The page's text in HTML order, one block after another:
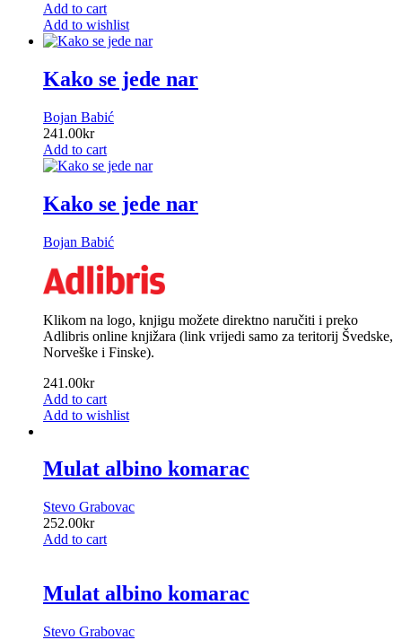
Add to cart
Add to wishlist
Kako se jede nar
Bojan Babić
241.00kr
Add to cart
Kako se jede nar
Bojan Babić
Klikom na logo, knjigu možete direktno naručiti i preko
Adlibris online knjižara (link vrijedi samo za teritorij Švedske,
Norveške i Finske).
241.00kr
Add to cart
Add to wishlist
Mulat albino komarac
Stevo Grabovac
252.00kr
Add to cart
Mulat albino komarac
Stevo Grabovac